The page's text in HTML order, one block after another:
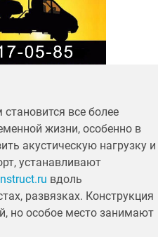
все более
жизни, особенно в
акустическую нагрузку и
устанавливают
вдоль
развязках. Конструкция
но особое место занимают